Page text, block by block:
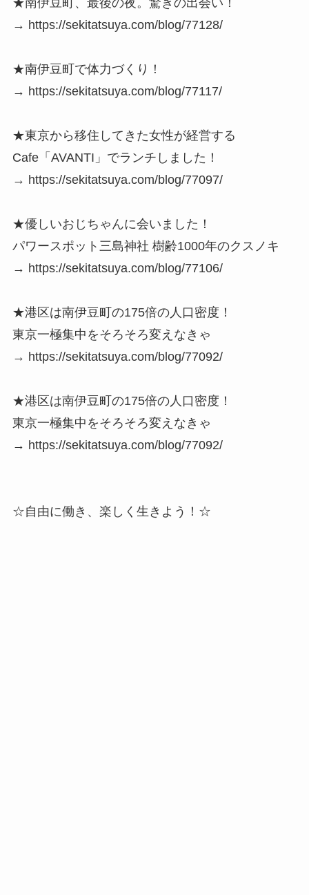
★南伊豆町、最後の夜。驚きの出会い！
→ https://sekitatsuya.com/blog/77128/
★南伊豆町で体力づくり！
→ https://sekitatsuya.com/blog/77117/
★東京から移住してきた女性が経営する
Cafe「AVANTI」でランチしました！
→ https://sekitatsuya.com/blog/77097/
★優しいおじちゃんに会いました！
パワースポット三島神社 樹齢1000年のクスノキ
→ https://sekitatsuya.com/blog/77106/
★港区は南伊豆町の175倍の人口密度！
東京一極集中をそろそろ変えなきゃ
→ https://sekitatsuya.com/blog/77092/
★港区は南伊豆町の175倍の人口密度！
東京一極集中をそろそろ変えなきゃ
→ https://sekitatsuya.com/blog/77092/
☆自由に働き、楽しく生きよう！☆